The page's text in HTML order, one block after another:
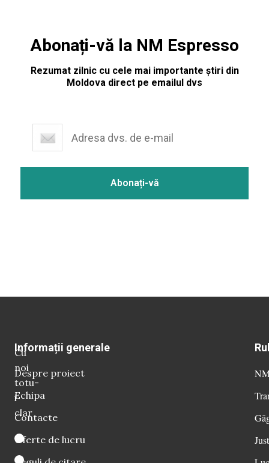
Abonați-vă la NM Espresso
Rezumat zilnic cu cele mai importante știri din
Moldova direct pe emailul dvs
Cu
noi
totu-
i
clar
Informații generale
Despre proiect
Echipa
Contacte
Oferte de lucru